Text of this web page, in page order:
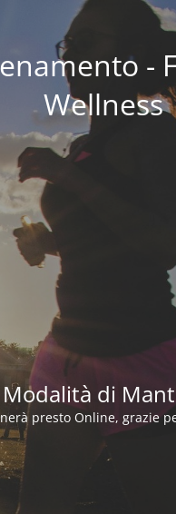
-
Wellness
di
presto Online, grazie